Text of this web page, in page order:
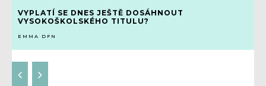
VYPLATÍ SE DNES JEŠTĚ DOSÁHNOUT
VYSOKOŠKOLSKÉHO TITULU?
EMMA DFN